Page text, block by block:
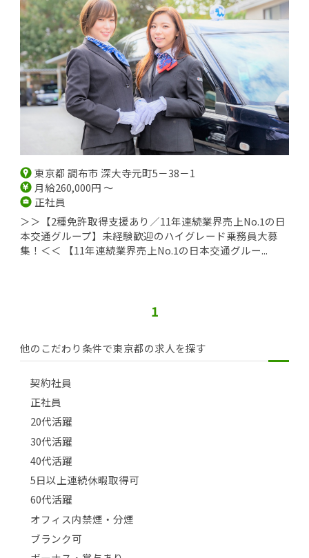
東京都 調布市 深大寺元町5－38－1
月給260,000円 ～
正社員
＞＞【2種免許取得支援あり／11年連続業界売上No.1の日
本交通グループ】未経験歓迎のハイグレード乗務員大募
集！＜＜ 【11年連続業界売上No.1の日本交通グルー...
1
他のこだわり条件で東京都の求人を探す
契約社員
正社員
20代活躍
30代活躍
40代活躍
5日以上連続休暇取得可
60代活躍
オフィス内禁煙・分煙
ブランク可